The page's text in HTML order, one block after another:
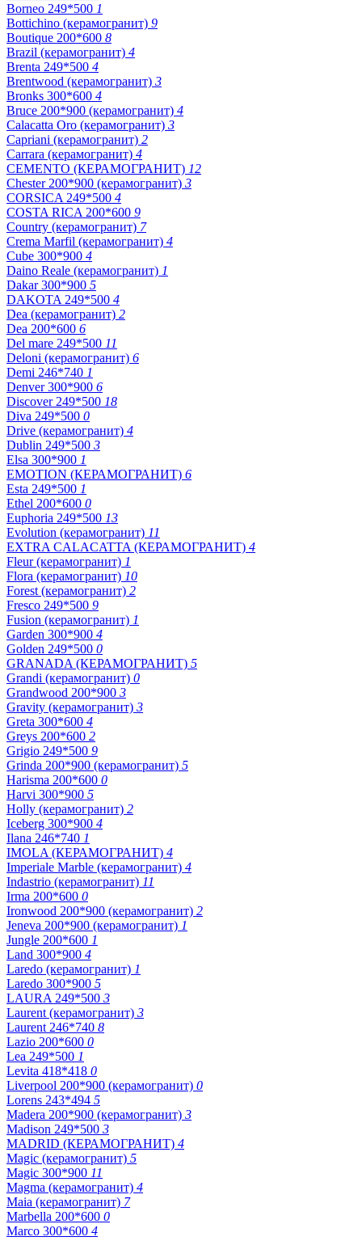
Borneo 249*500 1
Bottichino (керамогранит) 9
Boutique 200*600 8
Brazil (керамогранит) 4
Brenta 249*500 4
Brentwood (керамогранит) 3
Bronks 300*600 4
Bruce 200*900 (керамогранит) 4
Calacatta Oro (керамогранит) 3
Capriani (керамогранит) 2
Carrara (керамогранит) 4
CEMENTO (КЕРАМОГРАНИТ) 12
Chester 200*900 (керамогранит) 3
CORSICA 249*500 4
COSTA RICA 200*600 9
Country (керамогранит) 7
Crema Marfil (керамогранит) 4
Cube 300*900 4
Daino Reale (керамогранит) 1
Dakar 300*900 5
DAKOTA 249*500 4
Dea (керамогранит) 2
Dea 200*600 6
Del mare 249*500 11
Deloni (керамогранит) 6
Demi 246*740 1
Denver 300*900 6
Discover 249*500 18
Diva 249*500 0
Drive (керамогранит) 4
Dublin 249*500 3
Elsa 300*900 1
EMOTION (КЕРАМОГРАНИТ) 6
Esta 249*500 1
Ethel 200*600 0
Euphoria 249*500 13
Evolution (керамогранит) 11
EXTRA CALACATTA (КЕРАМОГРАНИТ) 4
Fleur (керамогранит) 1
Flora (керамогранит) 10
Forest (керамогранит) 2
Fresco 249*500 9
Fusion (керамогранит) 1
Garden 300*900 4
Golden 249*500 0
GRANADA (КЕРАМОГРАНИТ) 5
Grandi (керамогранит) 0
Grandwood 200*900 3
Gravity (керамогранит) 3
Greta 300*600 4
Greys 200*600 2
Grigio 249*500 9
Grinda 200*900 (керамогранит) 5
Harisma 200*600 0
Harvi 300*900 5
Holly (керамогранит) 2
Iceberg 300*900 4
Ilana 246*740 1
IMOLA (КЕРАМОГРАНИТ) 4
Imperiale Marble (керамогранит) 4
Indastrio (керамогранит) 11
Irma 200*600 0
Ironwood 200*900 (керамогранит) 2
Jeneva 200*900 (керамогранит) 1
Jungle 200*600 1
Land 300*900 4
Laredo (керамогранит) 1
Laredo 300*900 5
LAURA 249*500 3
Laurent (керамогранит) 3
Laurent 246*740 8
Lazio 200*600 0
Lea 249*500 1
Levita 418*418 0
Liverpool 200*900 (керамогранит) 0
Lorens 243*494 5
Madera 200*900 (керамогранит) 3
Madison 249*500 3
MADRID (КЕРАМОГРАНИТ) 4
Magic (керамогранит) 5
Magic 300*900 11
Magma (керамогранит) 4
Maia (керамогранит) 7
Marbella 200*600 0
Marco 300*600 4